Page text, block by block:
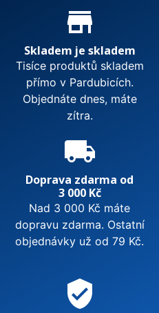
Proč nakupovat u nás?
store_mall_directory
Skladem je skladem
Tisíce produktů skladem
přímo v Pardubicích.
Objednáte dnes, máte
zítra.
local_shipping
Doprava zdarma od
3 000 Kč
Nad 3 000 Kč máte
dopravu zdarma. Ostatní
objednávky už od 79 Kč.
verified_user